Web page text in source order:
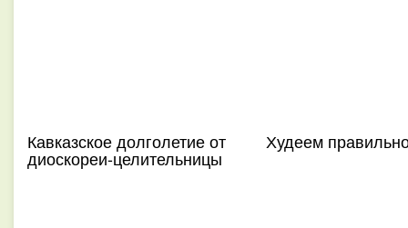
Кавказское долголетие от
диоскореи-целительницы
Худеем